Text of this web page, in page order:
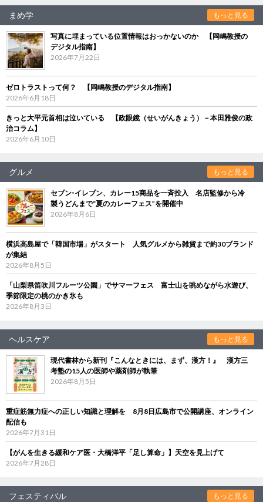
まめ学 もっと見る
写真に埋まっている位置情報はおっかないのか 【岡嶋教授の
デジタル指南】
2026年7月22日
ゼロトラストって何？ 【岡嶋教授のデジタル指南】
2026年6月18日
きっと大平元首相は泣いている 【政眼鏡（せいがんきょう）－本田雅俊の政
治コラム】
2026年6月10日
グルメ もっと見る
セブン‐イレブン、カレー15商品を一斉投入 名店監修から冷
製うどんまで“夏のカレーフェス”を開催中
2026年8月6日
横浜高島屋で「韓国市場」がスタート 人気グルメから雑貨まで約30ブランド
が集結
2026年8月5日
「山梨県笛吹川フルーツ公園」でサマーフェス 富士山を眺めながら水遊び、
季節限定の桃のかき氷も
2026年8月3日
ヘルスケア もっと見る
現代書林から新刊『こんなときには、まず、漢方！』 漢方三
考塾の15人の医師や薬剤師が執筆
2026年8月5日
重症筋無力症への正しい知識と理解を 8月8日広島市で公開講座、オンライン
配信も
2026年7月31日
【がんを生きる緩和ケア医・大橋洋平「足し算命」】天空を見上げて
2026年7月28日
フェスティバル もっと見る